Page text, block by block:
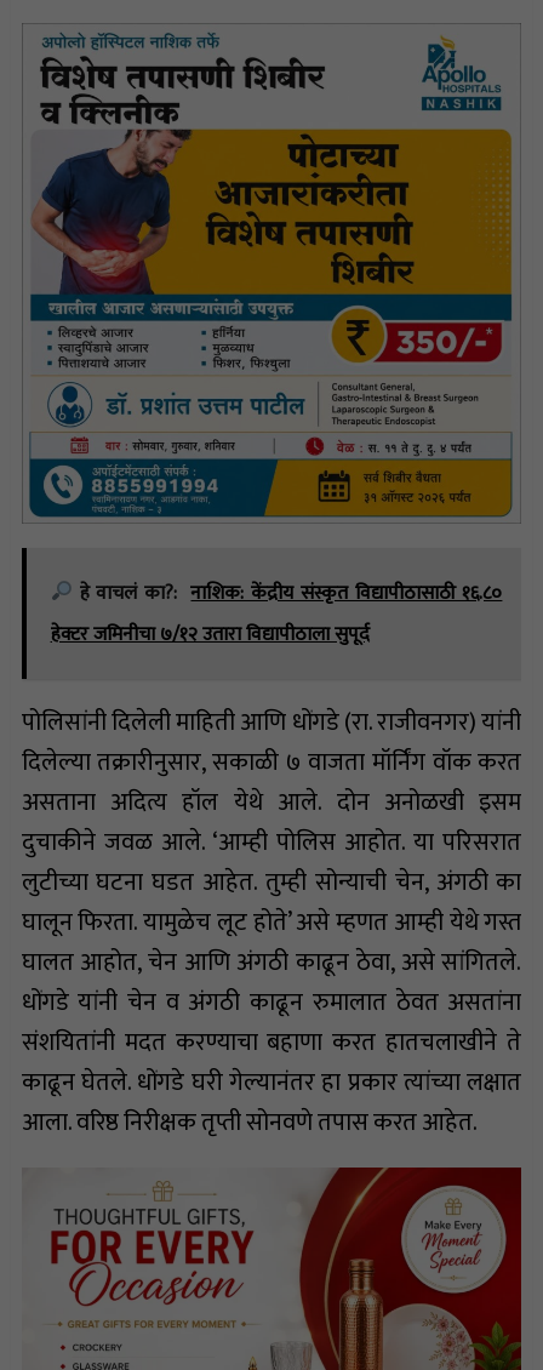
हे वाचलं का?: नाशिक: केंद्रीय संस्कृत विद्यापीठासाठी १६.८०
हेक्टर जमिनीचा ७/१२ उतारा विद्यापीठाला सुपूर्द
पोलिसांनी दिलेली माहिती आणि धोंगडे (रा. राजीवनगर) यांनी
दिलेल्या तक्रारीनुसार, सकाळी ७ वाजता मॉर्निंग वॉक करत
असताना अदित्य हॉल येथे आले. दोन अनोळखी इसम
दुचाकीने जवळ आले. ‘आम्ही पोलिस आहोत. या परिसरात
लुटीच्या घटना घडत आहेत. तुम्ही सोन्याची चेन, अंगठी का
घालून फिरता. यामुळेच लूट होते’ असे म्हणत आम्ही येथे गस्त
घालत आहोत, चेन आणि अंगठी काढून ठेवा, असे सांगितले.
धोंगडे यांनी चेन व अंगठी काढून रुमालात ठेवत असतांना
संशयितांनी मदत करण्याचा बहाणा करत हातचलाखीने ते
काढून घेतले. धोंगडे घरी गेल्यानंतर हा प्रकार त्यांच्या लक्षात
आला. वरिष्ठ निरीक्षक तृप्ती सोनवणे तपास करत आहेत.